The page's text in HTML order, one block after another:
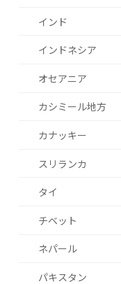
インド
インドネシア
オセアニア
カシミール地方
カナッキー
スリランカ
タイ
チベット
ネパール
パキスタン